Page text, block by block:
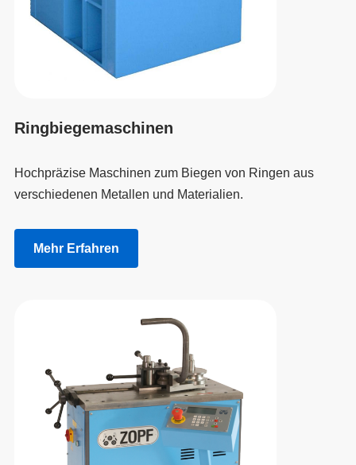
Ringbiegemaschinen
Hochpräzise Maschinen zum Biegen von Ringen aus
verschiedenen Metallen und Materialien.
Mehr Erfahren